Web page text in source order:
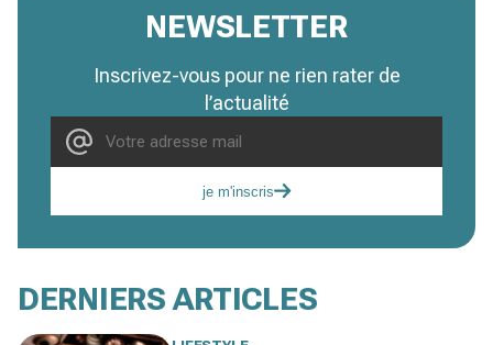
NEWSLETTER
Inscrivez-vous pour ne rien rater de
l’actualité
je m'inscris
DERNIERS ARTICLES